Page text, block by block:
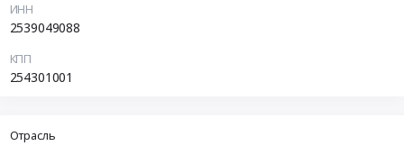
ИНН
2539049088
КПП
254301001
Отрасль